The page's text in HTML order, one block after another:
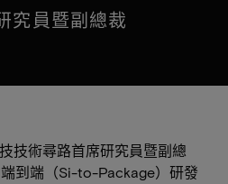
究員暨副總裁
技術尋路首席研究員暨副總
到端（Si-to-Package）研發